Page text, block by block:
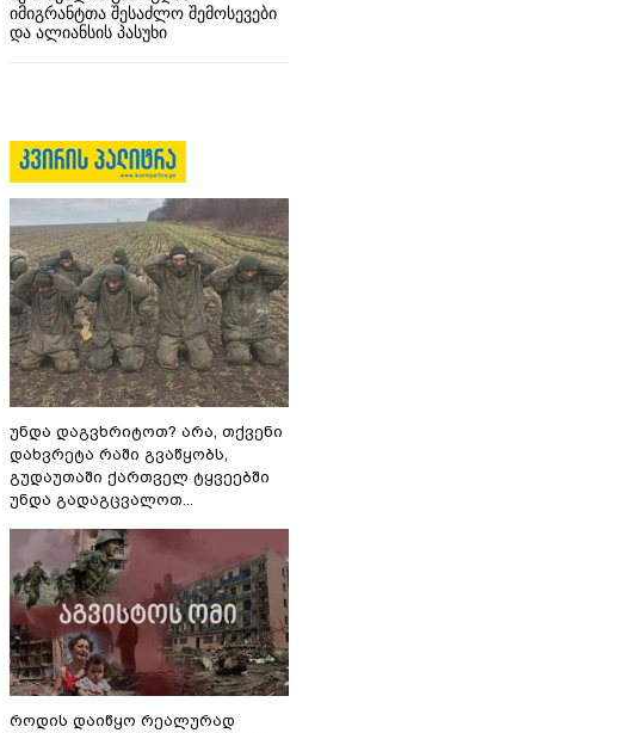
იმიგრანტთა შესაძლო შემოსევები
და ალიანსის პასუხი
უნდა დაგვხრიტოთ? არა, თქვენი
დახვრეტა რაში გვაწყობს,
გუდაუთაში ქართველ ტყვეებში
უნდა გადაგცვალოთ...
როდის დაიწყო რეალურად